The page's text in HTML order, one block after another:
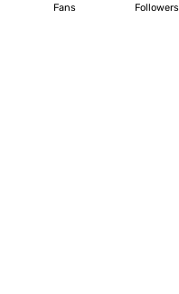
Fans Followers